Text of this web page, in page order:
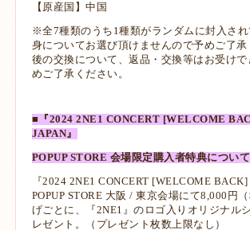
【原産国】中国
※全7種類のうち1種類がランダムに封入さ
身についてお選び頂けませんので予めご了
後の交換について、返品・交換等はお受け
めご了承ください。
■『2024 2NE1 CONCERT [WELCOME
JAPAN』
POPUP STORE 会場限定購入者特典について
『2024 2NE1 CONCERT [WELCOME BACK]
POPUP STORE 大阪 / 東京会場にて8,000円
げごとに、『2NE1』のロゴ入りオリジナル
レゼント。（プレゼント枚数上限なし）